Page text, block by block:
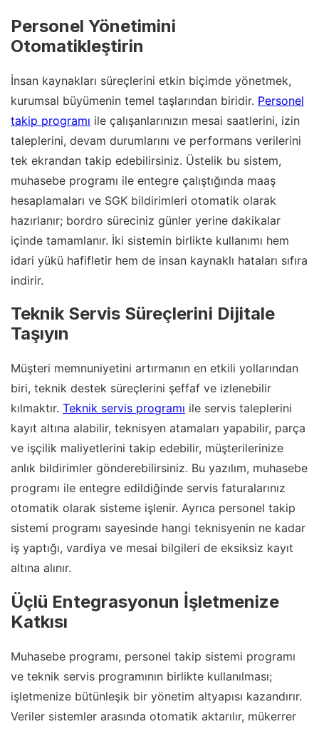
Personel Yönetimini
Otomatikleştirin
İnsan kaynakları süreçlerini etkin biçimde yönetmek,
kurumsal büyümenin temel taşlarından biridir. Personel
takip programı ile çalışanlarınızın mesai saatlerini, izin
taleplerini, devam durumlarını ve performans verilerini
tek ekrandan takip edebilirsiniz. Üstelik bu sistem,
muhasebe programı ile entegre çalıştığında maaş
hesaplamaları ve SGK bildirimleri otomatik olarak
hazırlanır; bordro süreciniz günler yerine dakikalar
içinde tamamlanır. İki sistemin birlikte kullanımı hem
idari yükü hafifletir hem de insan kaynaklı hataları sıfıra
indirir.
Teknik Servis Süreçlerini Dijitale
Taşıyın
Müşteri memnuniyetini artırmanın en etkili yollarından
biri, teknik destek süreçlerini şeffaf ve izlenebilir
kılmaktır. Teknik servis programı ile servis taleplerini
kayıt altına alabilir, teknisyen atamaları yapabilir, parça
ve işçilik maliyetlerini takip edebilir, müşterilerinize
anlık bildirimler gönderebilirsiniz. Bu yazılım, muhasebe
programı ile entegre edildiğinde servis faturalarınız
otomatik olarak sisteme işlenir. Ayrıca personel takip
sistemi programı sayesinde hangi teknisyenin ne kadar
iş yaptığı, vardiya ve mesai bilgileri de eksiksiz kayıt
altına alınır.
Üçlü Entegrasyonun İşletmenize
Katkısı
Muhasebe programı, personel takip sistemi programı
ve teknik servis programının birlikte kullanılması;
işletmenize bütünleşik bir yönetim altyapısı kazandırır.
Veriler sistemler arasında otomatik aktarılır, mükerrer